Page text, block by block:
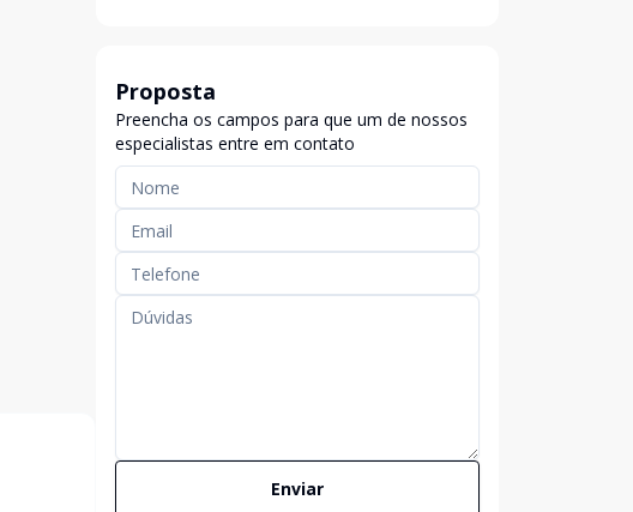
Proposta
Preencha os campos para que um de nossos
especialistas entre em contato
Enviar